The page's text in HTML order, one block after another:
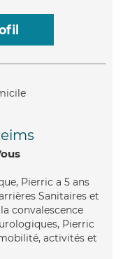
Pierric a 5 ans
Sanitaires et
convalescence
Pierric
activités et